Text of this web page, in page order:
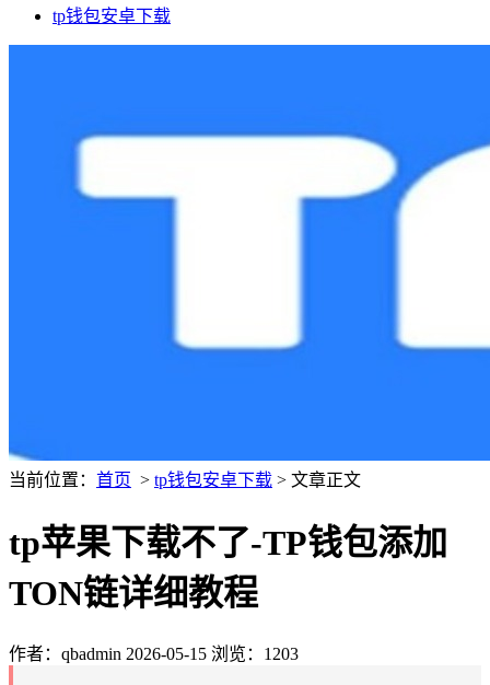
tp钱包安卓下载
当前位置： 首页 > tp钱包安卓下载 > 文章正文
tp苹果下载不了-TP钱包添加
TON链详细教程
作者：qbadmin 2026-05-15 浏览：1203